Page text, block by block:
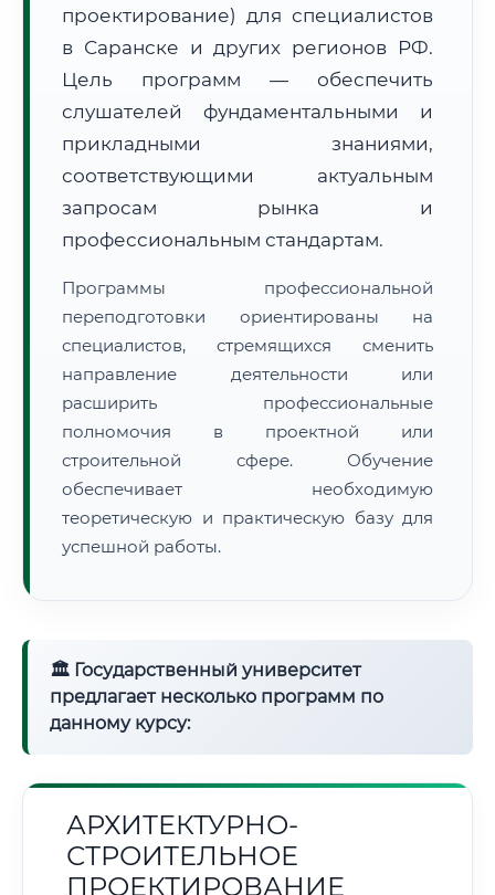
Расчет логистики оригиналов:
• Маршрут транзита:~2 404 км
• Экспресс-доставка СДЭК / Почтой:3–5 рабочих дней
📜 Документы и аккредитация
🔍Нажмите на документ для увеличения и просмотра
проектирование) для специалистов
в Саранске и других регионов РФ.
Цель программ — обеспечить
слушателей фундаментальными и
прикладными знаниями,
соответствующими актуальным
запросам рынка и
профессиональным стандартам.
Программы профессиональной
переподготовки ориентированы на
специалистов, стремящихся сменить
направление деятельности или
расширить профессиональные
полномочия в проектной или
строительной сфере. Обучение
обеспечивает необходимую
теоретическую и практическую базу для
успешной работы.
🏛 Государственный университет
предлагает несколько программ по
данному курсу:
АРХИТЕКТУРНО-
СТРОИТЕЛЬНОЕ
ПРОЕКТИРОВАНИЕ